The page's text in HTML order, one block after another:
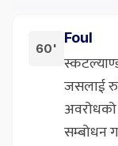
60'
Foul
जसलाई
सम्बोधन